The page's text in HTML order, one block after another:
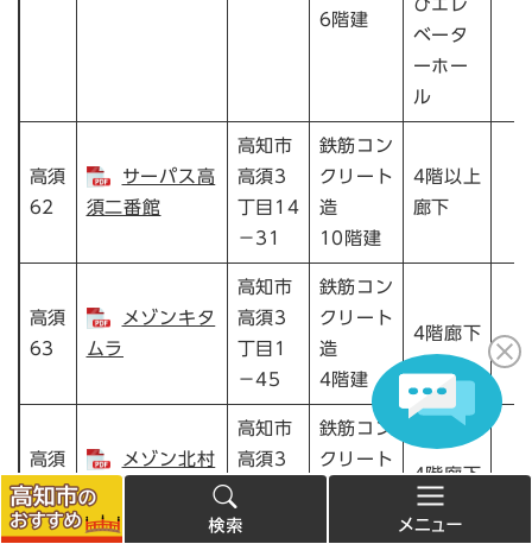
高
6階建
びエレ
ベータ
ーホー
ル
高須
62
サーパス高
須二番館
高知市
高須3
丁目14
－31
鉄筋コン
クリート
造
10階建
4階以上
廊下
高須
63
メゾンキタ
ムラ
高知市
高須3
丁目1
－45
鉄筋コン
クリート
造
4階建
4階廊下
高須
64
メゾン北村
II
高知市
高須3
－20
鉄筋コン
クリート
4階廊下